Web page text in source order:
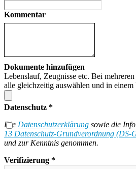
Kommentar
Dokumente hinzufügen
Lebenslauf, Zeugnisse etc. Bei
alle gleichzeitig auswählen und in
Datenschutz *
Die Datenschutzerklärung sowie die
13 Datenschutz-Grundverordnung (DS-
und zur Kenntnis genommen.
Verifizierung *